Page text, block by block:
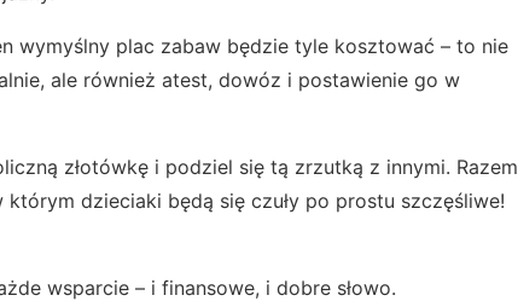
wymyślny plac zabaw będzie tyle kosztować – to nie
ale również atest, dowóz i postawienie go w
złotówkę i podziel się tą zrzutką z innymi. Razem
dzieciaki będą się czuły po prostu szczęśliwe!
wsparcie – i finansowe, i dobre słowo.